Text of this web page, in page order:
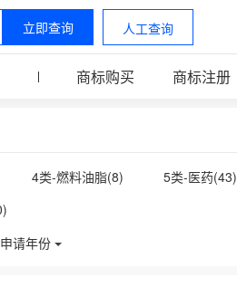
立即查询 人工查询
商标购买 商标注册
4类-燃料油脂(8) 5类-医药(43)
)
20类-家具(
)
申请年份